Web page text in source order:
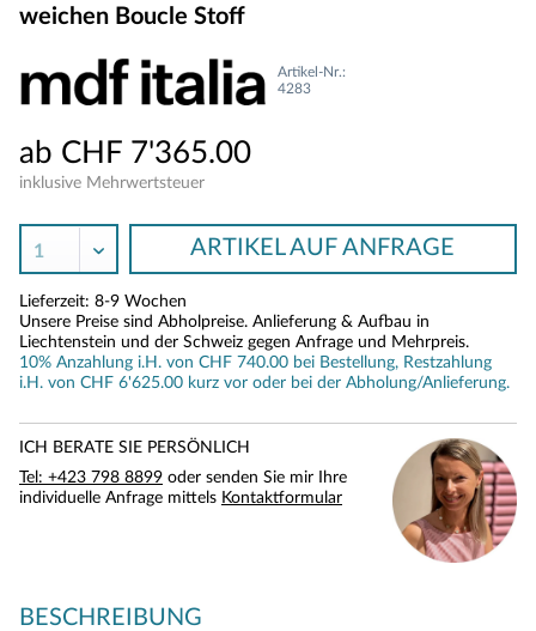
weichen Boucle Stoff
Artikel-Nr.:
4283
ab CHF 7'365.00
inklusive Mehrwertsteuer
ARTIKEL AUF ANFRAGE
Lieferzeit: 8-9 Wochen
Unsere Preise sind Abholpreise. Anlieferung & Aufbau in
Liechtenstein und der Schweiz gegen Anfrage und Mehrpreis.
10% Anzahlung i.H. von CHF 740.00 bei Bestellung, Restzahlung
i.H. von CHF 6'625.00 kurz vor oder bei der Abholung/Anlieferung.
ICH BERATE SIE PERSÖNLICH
Tel: +423 798 8899 oder senden Sie mir Ihre
individuelle Anfrage mittels Kontaktformular
BESCHREIBUNG